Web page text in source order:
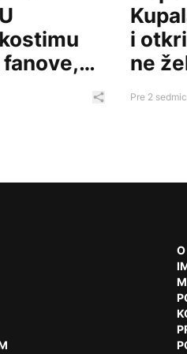
Podeli ovaj
i
ne
Pre 2